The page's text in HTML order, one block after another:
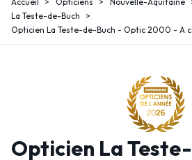
La Teste-de-Buch
Opticien La Teste-de-Buch - Optic 2000 - A
Opticien La